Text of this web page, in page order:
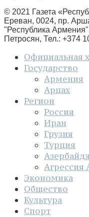
© 2021 Газета
Ереван, 0024, пр.
"Республика
Петросян, Тел.: +374
Официальная
Государство
Армения
Арцах
Регион
Россия
Иран
Грузия
Турция
Агрессия
Экономика
Общество
Культура
Спорт